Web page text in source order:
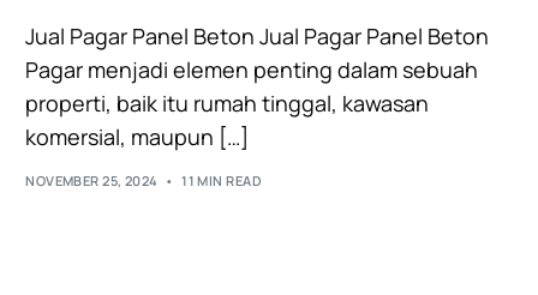
Jual Pagar Panel Beton Jual Pagar Panel Beton
Pagar menjadi elemen penting dalam sebuah
properti, baik itu rumah tinggal, kawasan
komersial, maupun […]
NOVEMBER 25, 2024 11 MIN READ